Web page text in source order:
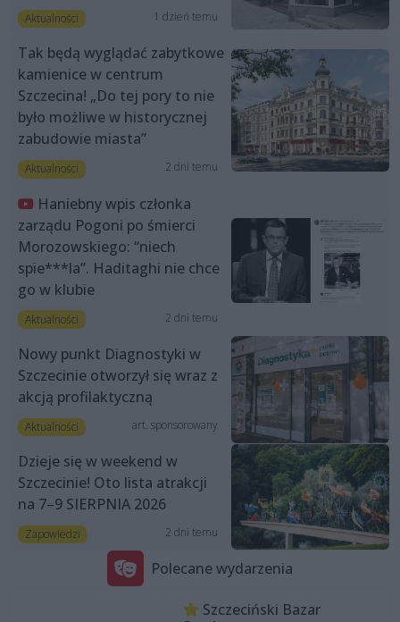
Aktualności 1 dzień temu
Tak będą wyglądać zabytkowe
kamienice w centrum
Szczecina! „Do tej pory to nie
było możliwe w historycznej
zabudowie miasta”
Aktualności 2 dni temu
Haniebny wpis członka
zarządu Pogoni po śmierci
Morozowskiego: “niech
spie***la”. Haditaghi nie chce
go w klubie
Aktualności 2 dni temu
Nowy punkt Diagnostyki w
Szczecinie otworzył się wraz z
akcją profilaktyczną
Aktualności art. sponsorowany
Dzieje się w weekend w
Szczecinie! Oto lista atrakcji
na 7–9 SIERPNIA 2026
Zapowiedzi 2 dni temu
Polecane wydarzenia
Szczeciński Bazar